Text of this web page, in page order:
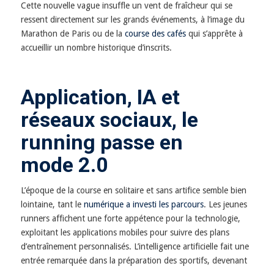
Cette nouvelle vague insuffle un vent de fraîcheur qui se
ressent directement sur les grands événements, à l’image du
Marathon de Paris ou de la course des cafésqui s’apprête à
accueillir un nombre historique d’inscrits.
Application, IA et
réseaux sociaux, le
running passe en
mode 2.0
L’époque de la course en solitaire et sans artifice semble bien
lointaine, tant le numérique a investi les parcours. Les jeunes
runners affichent une forte appétence pour la technologie,
exploitant les applications mobiles pour suivre des plans
d’entraînement personnalisés. L’intelligence artificielle fait une
entrée remarquée dans la préparation des sportifs, devenant